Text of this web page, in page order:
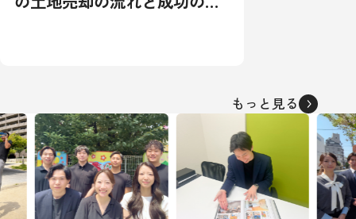
もっと見る